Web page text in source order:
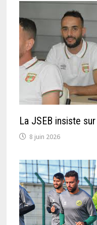
La JSEB insiste
8 juin 2026